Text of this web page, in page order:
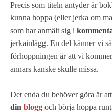
Precis som titeln antyder är
kunna hoppa (eller jerka om
som har anmält sig i
jerkainlägg. En del känner vi
förhoppningen är att vi
annars kanske skulle missa.
Det enda du behöver göra är
din blogg och börja hoppa